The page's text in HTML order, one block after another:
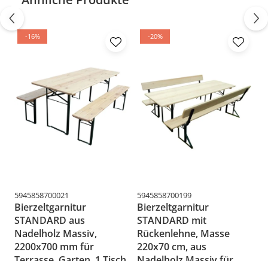
Lieferung und Montage:
unmontiert geliefert und wiegt 44 kg. Die Montage ist
anhand der mitgelieferten Anleitung einfach.
optymierung und Schaffung eines eleganten und
funktionalen Außenbereichs!
-16%
5945858700021
Bierzeltgarnitur
STANDARD aus
Nadelholz Massiv,
2200x700 mm für
-20%
5945858700199
Bierzeltgarnitur
STANDARD mit
Rückenlehne, Masse
220x70 cm, aus